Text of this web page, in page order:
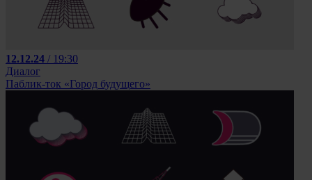
12.12.24 / 19:30
Диалог
Паблик-ток «Город будущего»